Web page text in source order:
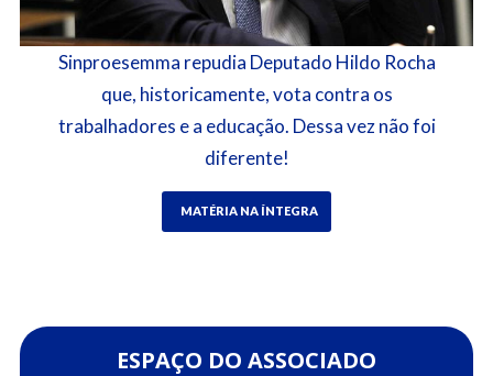
Sinproesemma repudia Deputado Hildo Rocha
que, historicamente, vota contra os
trabalhadores e a educação. Dessa vez não foi
diferente!
MATÉRIA NA ÍNTEGRA
ESPAÇO DO ASSOCIADO